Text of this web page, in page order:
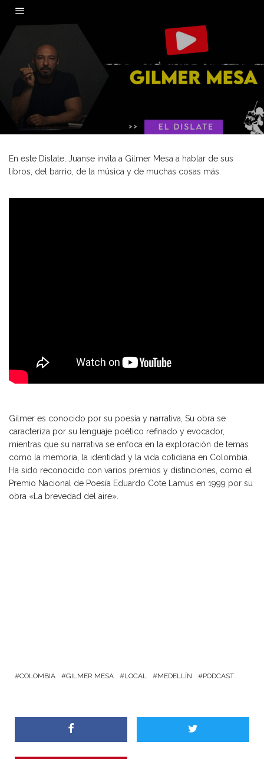
En este Dislate, Juanse invita a Gilmer Mesa a hablar de sus
libros, del barrio, de la música y de muchas cosas más.
Gilmer es conocido por su poesía y narrativa, Su obra se
caracteriza por su lenguaje poético refinado y evocador,
mientras que su narrativa se enfoca en la exploración de temas
como la memoria, la identidad y la vida cotidiana en Colombia.
Ha sido reconocido con varios premios y distinciones, como el
Premio Nacional de Poesía Eduardo Cote Lamus en 1999 por su
obra «La brevedad del aire».
COLOMBIA GILMER MESA LOCAL MEDELLÍN PODCAST